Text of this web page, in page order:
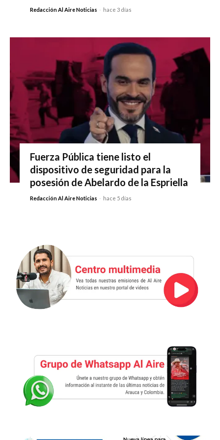
Redacción Al Aire Noticias - hace 3 días
Fuerza Pública tiene listo el
dispositivo de seguridad para la
posesión de Abelardo de la Espriella
Redacción Al Aire Noticias - hace 5 días